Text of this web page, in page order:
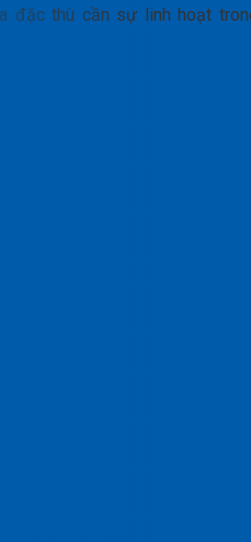
đặc thù cần sự linh hoạt